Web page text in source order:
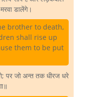
डालेंगे।
brother to death,
shall rise up
them to be put
पर जो अन्त तक धीरज धरे